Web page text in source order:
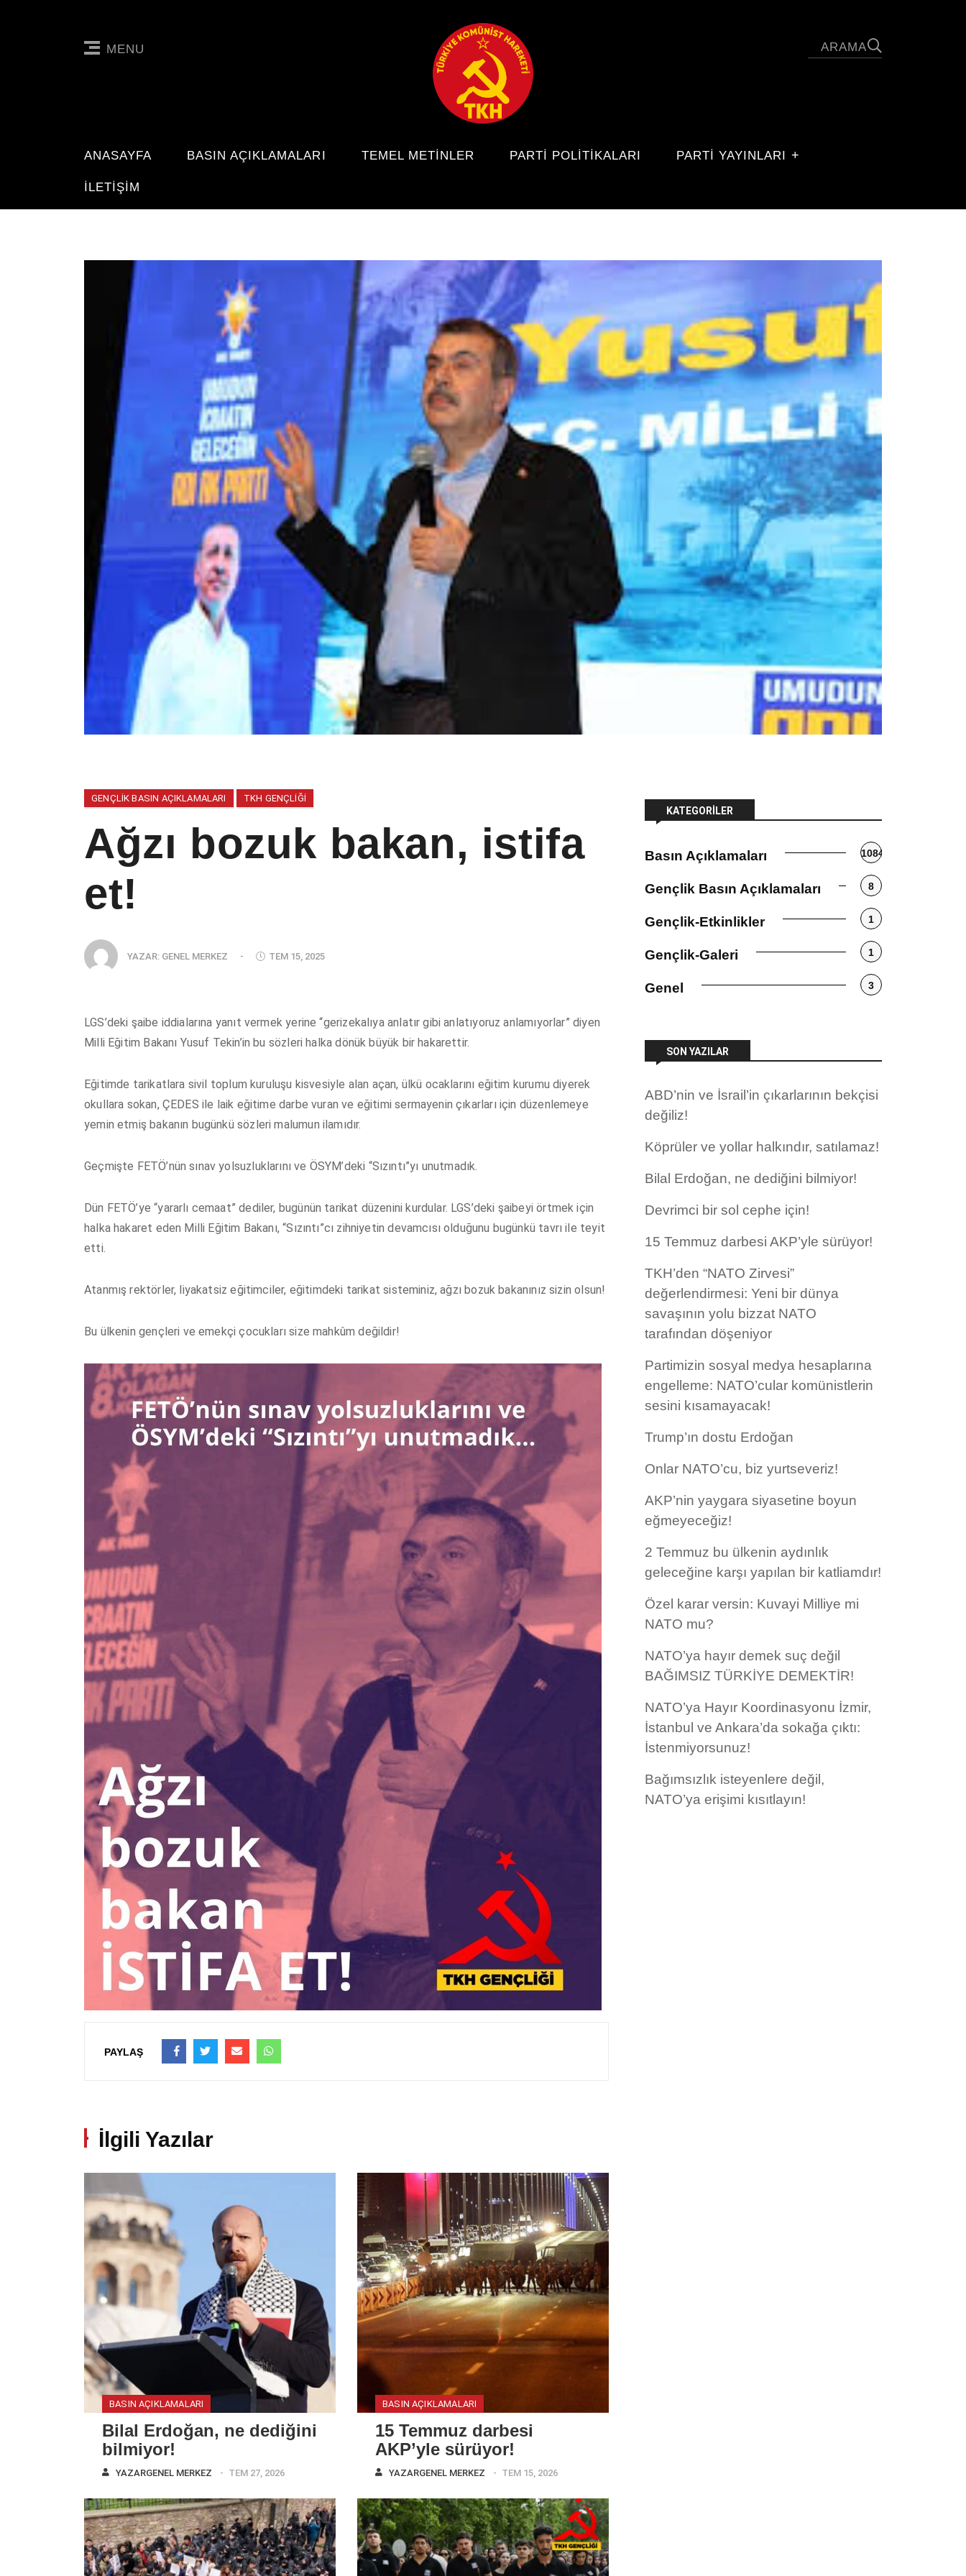
MENU
ANASAYFA BASIN AÇIKLAMALARI TEMEL METINLER PARTI POLITIKALARI PARTİ YAYINLARI
İLETIŞIM
GENÇLIK BASIN AÇIKLAMALARI TKH GENÇLIĞI
Ağzı bozuk bakan, istifa
et!
YAZAR: GENEL MERKEZ - TEM 15, 2025
LGS’deki şaibe iddialarına yanıt vermek yerine “gerizekalıya anlatır gibi anlatıyoruz anlamıyorlar” diyen
Milli Eğitim Bakanı Yusuf Tekin’in bu sözleri halka dönük büyük bir hakarettir.
Eğitimde tarikatlara sivil toplum kuruluşu kisvesiyle alan açan, ülkü ocaklarını eğitim kurumu diyerek
okullara sokan, ÇEDES ile laik eğitime darbe vuran ve eğitimi sermayenin çıkarları için düzenlemeye
yemin etmiş bakanın bugünkü sözleri malumun ilamıdır.
Geçmişte FETÖ’nün sınav yolsuzluklarını ve ÖSYM’deki “Sızıntı”yı unutmadık.
Dün FETÖ’ye “yararlı cemaat” dediler, bugünün tarikat düzenini kurdular. LGS’deki şaibeyi örtmek için
halka hakaret eden Milli Eğitim Bakanı, “Sızıntı”cı zihniyetin devamcısı olduğunu bugünkü tavrı ile teyit
etti.
Atanmış rektörler, liyakatsiz eğitimciler, eğitimdeki tarikat sisteminiz, ağzı bozuk bakanınız sizin olsun!
Bu ülkenin gençleri ve emekçi çocukları size mahkûm değildir!
PAYLAŞ
İlgili Yazılar
BASIN AÇIKLAMALARI
Bilal Erdoğan, ne dediğini
bilmiyor!
YAZARGENEL MERKEZ TEM 27, 2026
BASIN AÇIKLAMALARI
15 Temmuz darbesi
AKP’yle sürüyor!
YAZARGENEL MERKEZ TEM 15, 2026
KATEGORILER
Basın Açıklamaları 1084
Gençlik Basın Açıklamaları 8
Gençlik-Etkinlikler 1
Gençlik-Galeri 1
Genel 3
SON YAZILAR
ABD’nin ve İsrail’in çıkarlarının bekçisi
değiliz!
Köprüler ve yollar halkındır, satılamaz!
Bilal Erdoğan, ne dediğini bilmiyor!
Devrimci bir sol cephe için!
15 Temmuz darbesi AKP’yle sürüyor!
TKH’den “NATO Zirvesi”
değerlendirmesi: Yeni bir dünya
savaşının yolu bizzat NATO
tarafından döşeniyor
Partimizin sosyal medya hesaplarına
engelleme: NATO’cular komünistlerin
sesini kısamayacak!
Trump’ın dostu Erdoğan
Onlar NATO’cu, biz yurtseveriz!
AKP’nin yaygara siyasetine boyun
eğmeyeceğiz!
2 Temmuz bu ülkenin aydınlık
geleceğine karşı yapılan bir katliamdır!
Özel karar versin: Kuvayi Milliye mi
NATO mu?
NATO’ya hayır demek suç değil
BAĞIMSIZ TÜRKİYE DEMEKTİR!
NATO’ya Hayır Koordinasyonu İzmir,
İstanbul ve Ankara’da sokağa çıktı:
İstenmiyorsunuz!
Bağımsızlık isteyenlere değil,
NATO’ya erişimi kısıtlayın!